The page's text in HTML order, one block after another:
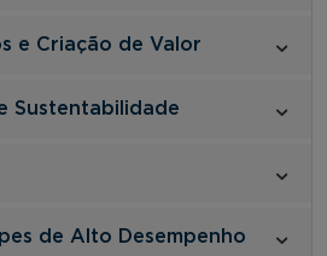
e Criação de Valor
Sustentabilidade
de Alto Desempenho